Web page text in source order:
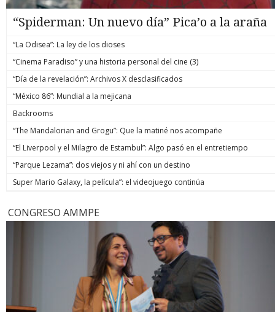
“Spiderman: Un nuevo día” Pica’o a la araña
“La Odisea”: La ley de los dioses
“Cinema Paradiso” y una historia personal del cine (3)
“Día de la revelación”: Archivos X desclasificados
“México 86”: Mundial a la mejicana
Backrooms
“The Mandalorian and Grogu”: Que la matiné nos acompañe
“El Liverpool y el Milagro de Estambul”: Algo pasó en el entretiempo
“Parque Lezama”: dos viejos y ni ahí con un destino
Super Mario Galaxy, la película”: el videojuego continúa
CONGRESO AMMPE